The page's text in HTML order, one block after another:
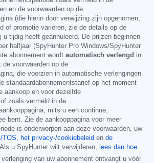
en de voorwaarden op de
(die hierin door verwijzing zijn opgenomen;
of promotie variëren, zie de details op de
u tijdig heeft geannuleerd. De prijzen beginnen
halfjaar (SpyHunter Pro Windows/SpyHunter
abonnement wordt automatisch verlengd in
voorwaarden op de
die voorzien in automatische verlengingen
standaardabonnementstarief op het moment
aankoop en voor dezelfde
zoals vermeld in de
mits u een continue,
bent. Zie de aankooppagina voor meer
is onderworpen aan deze voorwaarden, uw
TOS het privacy-/cookiebeleid en de
. Als u SpyHunter wilt verwijderen, lees dan hoe
van uw abonnement ontvangt u vóór